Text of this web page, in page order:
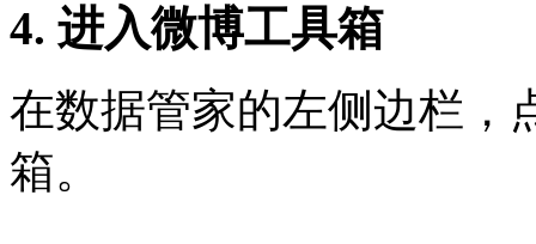
4. 进入微博工具箱
在数据管家的左侧边栏，
箱。